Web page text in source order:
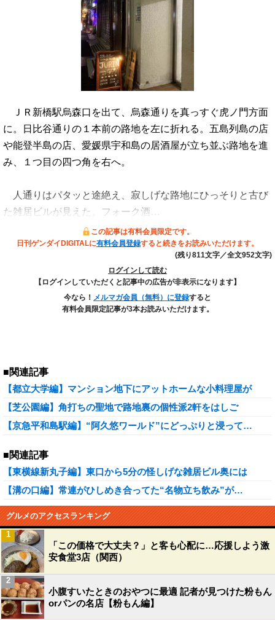
ＪＲ新橋駅烏森口を出て、烏森通りを真っすぐ虎ノ門方面
に。日比谷通りの１本前の路地を左に折れる。五島列島の店
や能登半島の店、愛媛県宇和島の居酒屋が立ち並ぶ路地を進
み、１つ目の四つ角を右へ。
人通りはパタッと途絶え、寂しげな路地にひっそりと古び
た雑居ビルが見えた。フォーク酒…
この記事は有料会員限定です。
日刊ゲンダイDIGITALに有料会員登録すると続きをお読みいただけます。
(残り811文字／全文952文字)
ログインして読む
【ログインしていただくと記事中の広告が非表示になります】
今なら！ メルマガ会員（無料）に登録すると
有料会員限定記事が3本お読みいただけます。
■関連記事
【都立大学編】マンション地下にアットホームな小料理屋が
【芝公園編】角打ちの聖地で路地裏の個性派2軒をはしご
【京急平和島駅編】“阿久悠ワールド”にどっぷりと浸って…
■関連記事
【東横線新丸子編】東口から5分の怪しげな雑居ビル奥には
【溝の口編】常連がひしめき合ってた“名物立ち飲み”が…
グルメのアクセスランキング
「この価格で大丈夫？」と客も心配に…応援しよう激
安食堂3店（関西）
1
小腹すいたときのおやつに最適 記者が見つけた粉もん
orパンの名店【粉もん編】
2